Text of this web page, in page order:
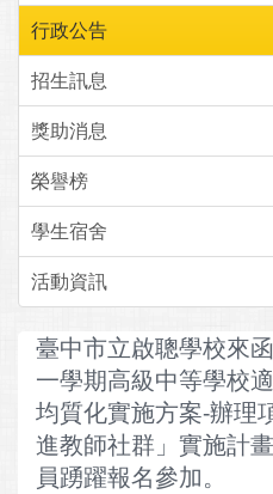
行政公告
招生訊息
獎助消息
榮譽榜
學生宿舍
活動資訊
臺中市立啟聰學校來
一學期高級中等學校
均質化實施方案-辦理
進教師社群」實施計
員踴躍報名參加。